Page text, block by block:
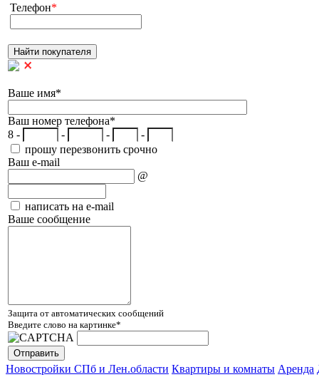
Телефон*
Ваше имя*
Ваш номер телефона*
8 -
- -
-
прошу перезвонить срочно
Ваш e-mail
@
написать на e-mail
Ваше сообщение
Защита от автоматических сообщений
Введите слово на картинке*
Новостройки СПб и Лен.области Квартиры и комнаты Аренда